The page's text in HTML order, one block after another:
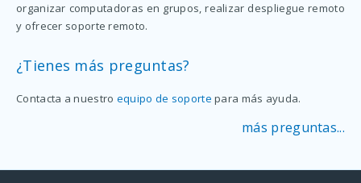
organizar computadoras en grupos, realizar despliegue remoto
y ofrecer soporte remoto.
¿Tienes más preguntas?
Contacta a nuestro equipo de soporte para más ayuda.
más preguntas...